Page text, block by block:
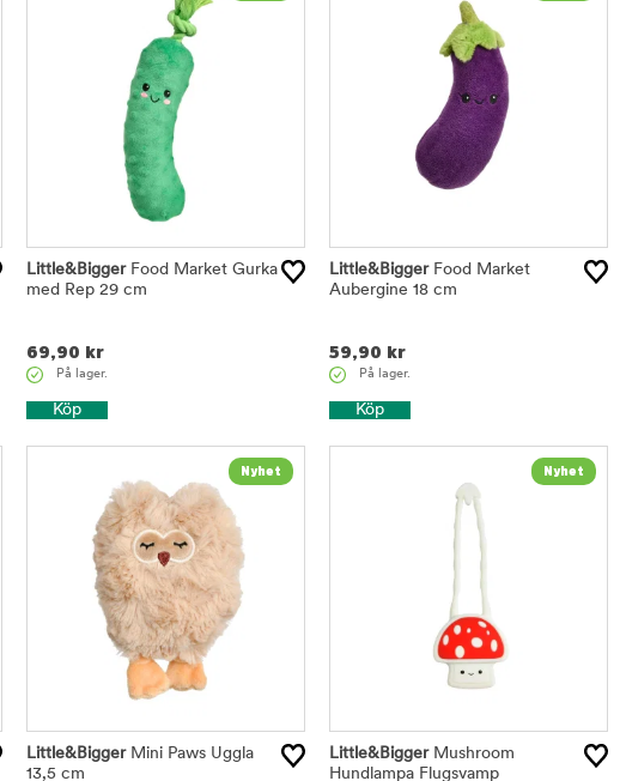
Little&BiggerFood Market Gurka
med Rep 29 cm
69,90 kr
På lager.
Köp
Little&BiggerFood Market
Aubergine 18 cm
59,90 kr
På lager.
Köp
Little&BiggerMini Paws Uggla
13,5 cm
Little&BiggerMushroom
Hundlampa Flugsvamp